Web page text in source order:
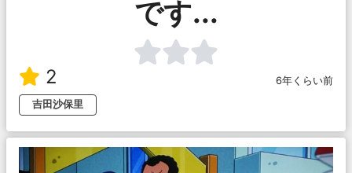
です...
2
6年くらい前
吉田沙保里